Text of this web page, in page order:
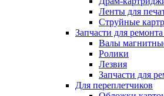
Ленты для
Струйные
Запчасти для
Валы
Ролики
Лезвия
Запчасти для
Для переплетчиков